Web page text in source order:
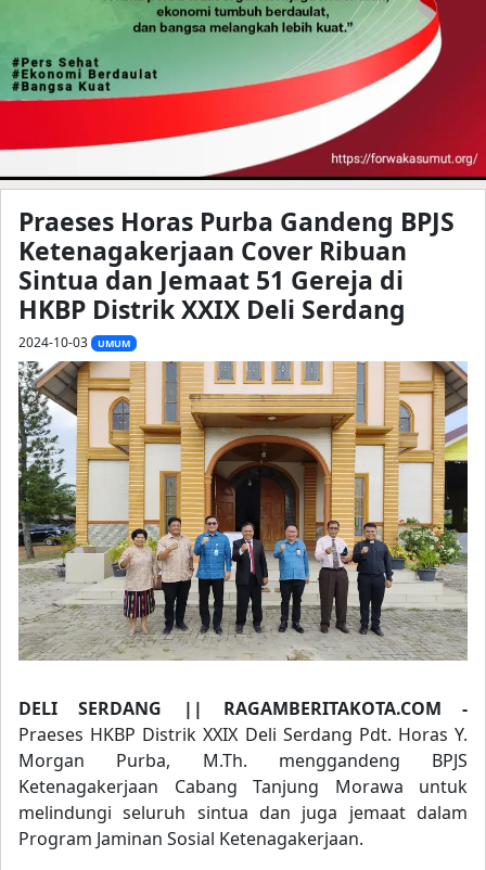
Praeses Horas Purba Gandeng BPJS
Ketenagakerjaan Cover Ribuan
Sintua dan Jemaat 51 Gereja di
HKBP Distrik XXIX Deli Serdang
2024-10-03 UMUM
DELI SERDANG || RAGAMBERITAKOTA.COM -
Praeses HKBP Distrik XXIX Deli Serdang Pdt. Horas Y.
Morgan Purba, M.Th. menggandeng BPJS
Ketenagakerjaan Cabang Tanjung Morawa untuk
melindungi seluruh sintua dan juga jemaat dalam
Program Jaminan Sosial Ketenagakerjaan.